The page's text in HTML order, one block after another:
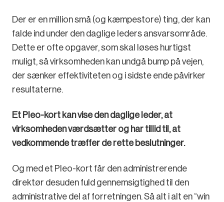
Der er en million små (og kæmpestore) ting, der kan
falde ind under den daglige leders ansvarsområde.
Dette er ofte opgaver, som skal løses hurtigst
muligt, så virksomheden kan undgå bump på vejen,
der sænker effektiviteten og i sidste ende påvirker
resultaterne.
Et Pleo-kort kan vise den daglige leder, at
virksomheden værdsætter og har tillid til, at
vedkommende træffer de rette beslutninger.
Og med et Pleo-kort får den administrerende
direktør desuden fuld gennemsigtighed til den
administrative del af forretningen. Så alt i alt en “win